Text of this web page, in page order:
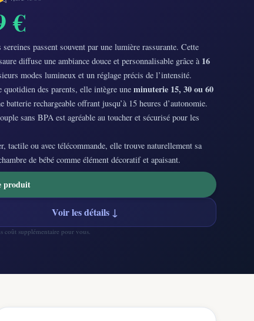
€
passent souvent par une lumière rassurante. Cette
diffuse une ambiance douce et personnalisable grâce à 16
modes lumineux et un réglage précis de l’intensité.
quotidien des parents, elle intègre une minuterie 15, 30 ou 60
batterie rechargeable offrant jusqu’à 15 heures d’autonomie.
sans BPA est agréable au toucher et sécurisé pour les
tactile ou avec télécommande, elle trouve naturellement sa
de bébé comme élément décoratif et apaisant.
produit
Voir les détails ↓
coût supplémentaire pour vous.